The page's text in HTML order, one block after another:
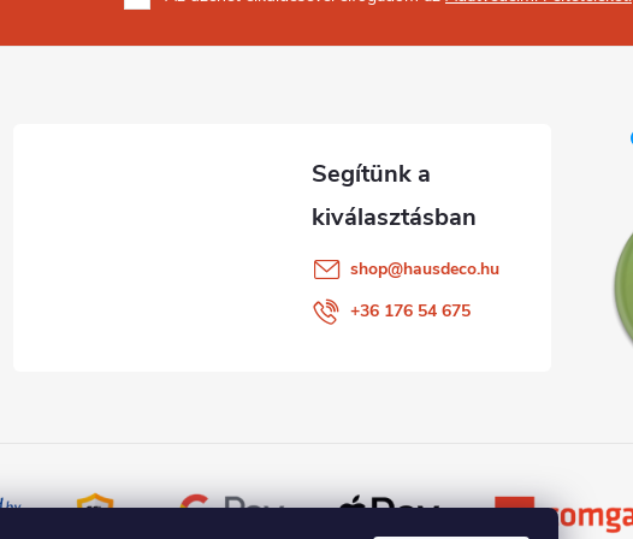
shop@hausdeco.hu
+36 176 54 675